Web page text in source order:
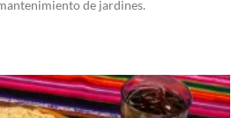
de jardines.